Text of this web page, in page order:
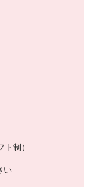
制）
い